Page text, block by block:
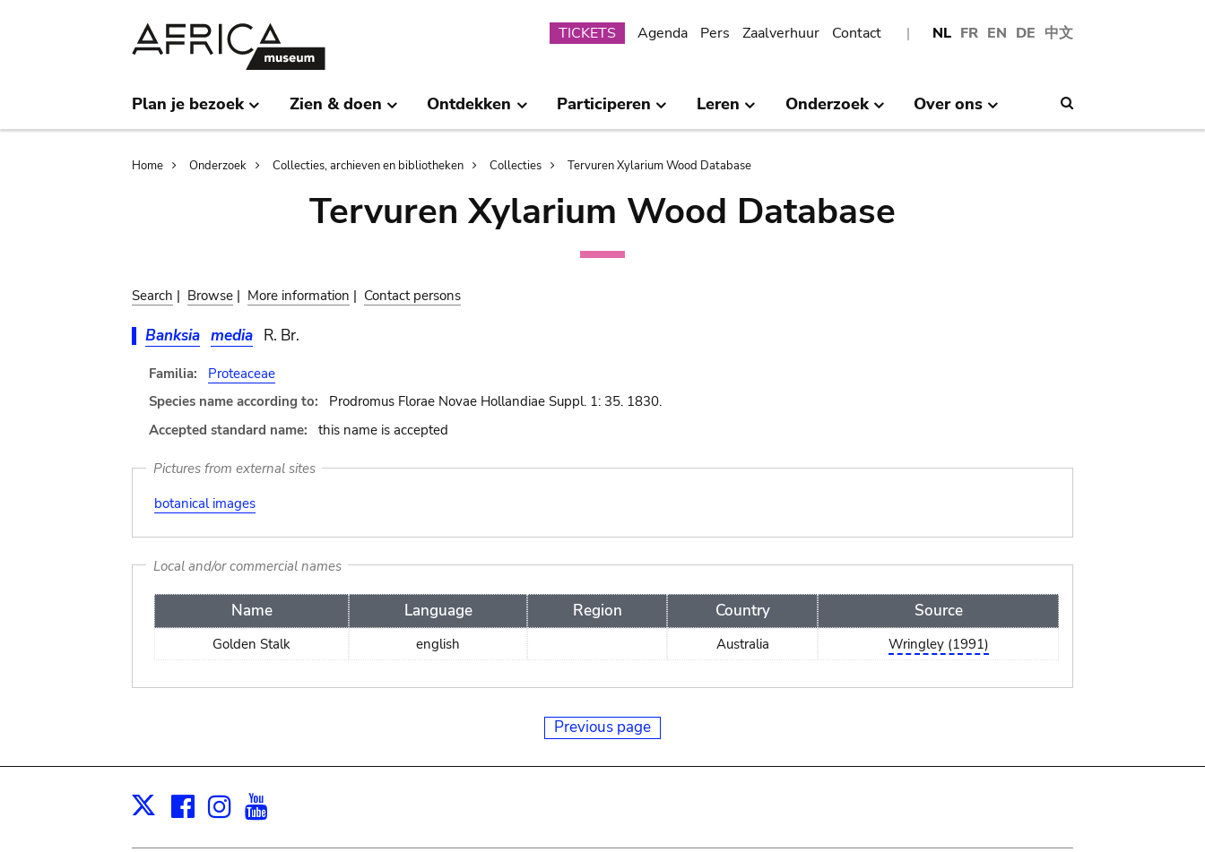
NL FR EN DE 中文
Submenu
TICKETS Agenda Pers Zaalverhuur Contact
Plan je bezoek Zien & doen Ontdekken Participeren Leren Onderzoek Over ons
Breadcrumb
Home Onderzoek Collecties, archieven en bibliotheken Collecties Tervuren Xylarium Wood Database
Tervuren Xylarium Wood Database
Search | Browse | More information | Contact persons
Banksia media R. Br.
Familia:
Proteaceae
Species name according to:
Prodromus Florae Novae Hollandiae Suppl. 1: 35. 1830.
Accepted standard name:
this name is accepted
Pictures from external sites
botanical images
Local and/or commercial names
Name Language Region Country Source
Golden Stalk english Australia Wringley (1991)
Previous page
X Facebook
Instagram